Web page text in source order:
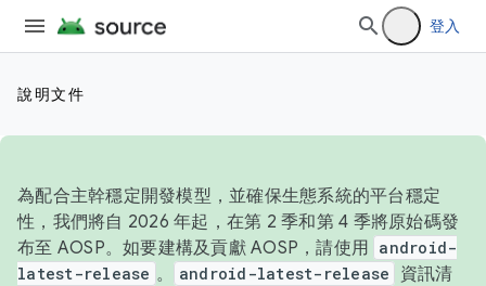
登入
說明文件
為配合主幹穩定開發模型，並確保生態系統的平台穩定
性，我們將自 2026 年起，在第 2 季和第 4 季將原始碼發
布至 AOSP。如要建構及貢獻 AOSP，請使用 android-
latest-release 。 android-latest-release
資訊清